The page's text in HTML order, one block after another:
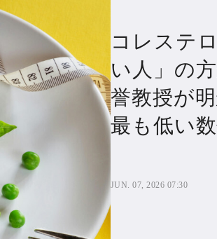
Car1301
PR
住宅ロ
コレステ
い人」の
誉教授が
最も低い数
JUN. 07, 2026 07:30